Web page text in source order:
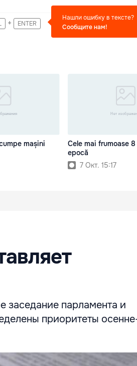
+ ENTER
Нашли ошибку в тексте?
Сообщите нам!
mașini
Cele mai frumoase
epocă
7 Окт. 15:17
заседание парламента и
приоритеты